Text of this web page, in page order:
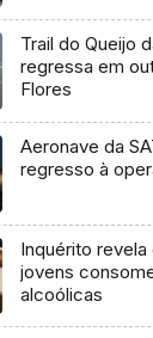
Trail do Queijo
regressa em
Flores
Aeronave da
regresso à
Inquérito
jovens
alcoólicas